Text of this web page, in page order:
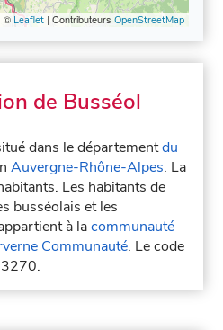
© Leaflet| Contributeurs OpenStreetMap
de Busséol
dans le départementdu
Auvergne-Rhône-Alpes. La
Les habitants de
busséolais et les
à lacommunauté
Communauté. Le code